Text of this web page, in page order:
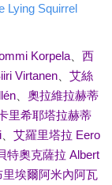
Lying Squirrel
Korpela、 西
Virtanen、 艾絲
、 奧拉維拉赫蒂
里希耶塔拉赫蒂
、 艾羅里塔拉 Eero
特奧克薩拉 Albert
里埃爾阿米內阿瓦